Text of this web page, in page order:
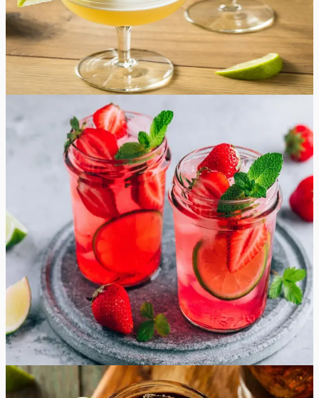
Õpi Daiquiri kunsti, kasutades valget rummi, triple sec'i,
laimi ja suhkrut. Selle retsepti muudab veelgi erilisemaks
kokteili jäine struktuur! Proovi järgi ja sa ei kahetse!
min
Hinnang:(4
Maasika mojito kokteil
Mojito on värskendav kokteil, mis on valmistatud valge
rummi, suhkru, laimimahla, soodavee ja piparmündiga.
Selles variatsioonis kasutatakse maasikaid, et lisada
klassikalise mojito retseptile puuviljane twist. Magusate ja
hapukate maitsete kombinatsioon annab maitsva ja
janukustutava joogi, mis sobib ideaalselt suvepäevaks.
Olenemata sellest, kas lõõgastute basseini ääres või
korraldate õues grillimist, maasika mojito on kindlasti teie
sõprade ja pere seas populaarne. Nii et koguge oma
koostisosad kokku ja alustage selle maitsva maiuspala
valmistamist!
15min
tk
Lihtne
Hinnang:(6